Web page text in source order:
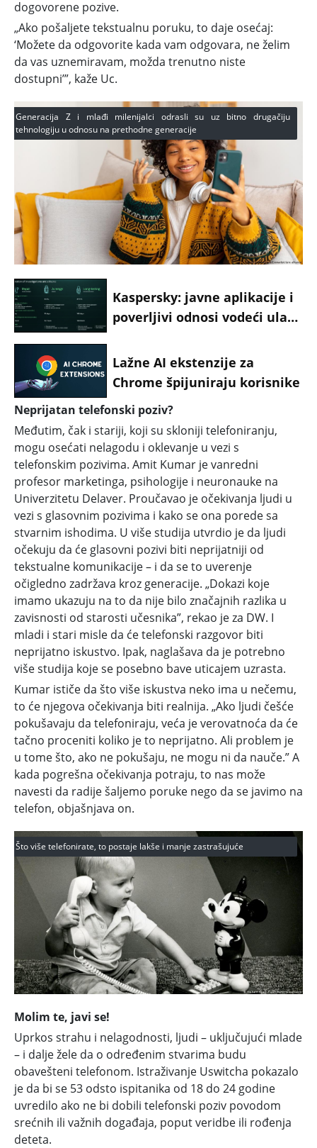
dogovorene pozive.
„Ako pošaljete tekstualnu poruku, to daje osećaj:
‘Možete da odgovorite kada vam odgovara, ne želim
da vas uznemiravam, možda trenutno niste
dostupni’”, kaže Uc.
Generacija Z i mlađi milenijalci odrasli su uz bitno drugačiju
tehnologiju u odnosu na prethodne generacije
Kaspersky: javne aplikacije i
poverljivi odnosi vodeći ulazi
Lažne AI ekstenzije za
Chrome špijuniraju korisnike
Neprijatan telefonski poziv?
Međutim, čak i stariji, koji su skloniji telefoniranju,
mogu osećati nelagodu i oklevanje u vezi s
telefonskim pozivima. Amit Kumar je vanredni
profesor marketinga, psihologije i neuronauke na
Univerzitetu Delaver. Proučavao je očekivanja ljudi u
vezi s glasovnim pozivima i kako se ona porede sa
stvarnim ishodima. U više studija utvrdio je da ljudi
očekuju da će glasovni pozivi biti neprijatniji od
tekstualne komunikacije – i da se to uverenje
očigledno zadržava kroz generacije. „Dokazi koje
imamo ukazuju na to da nije bilo značajnih razlika u
zavisnosti od starosti učesnika”, rekao je za DW. I
mladi i stari misle da će telefonski razgovor biti
neprijatno iskustvo. Ipak, naglašava da je potrebno
više studija koje se posebno bave uticajem uzrasta.
Kumar ističe da što više iskustva neko ima u nečemu,
to će njegova očekivanja biti realnija. „Ako ljudi češće
pokušavaju da telefoniraju, veća je verovatnoća da će
tačno proceniti koliko je to neprijatno. Ali problem je
u tome što, ako ne pokušaju, ne mogu ni da nauče.” A
kada pogrešna očekivanja potraju, to nas može
navesti da radije šaljemo poruke nego da se javimo na
telefon, objašnjava on.
Što više telefonirate, to postaje lakše i manje zastrašujuće
Molim te, javi se!
Uprkos strahu i nelagodnosti, ljudi – uključujući mlade
– i dalje žele da o određenim stvarima budu
obavešteni telefonom. Istraživanje Uswitcha pokazalo
je da bi se 53 odsto ispitanika od 18 do 24 godine
uvredilo ako ne bi dobili telefonski poziv povodom
srećnih ili važnih događaja, poput veridbe ili rođenja
deteta.